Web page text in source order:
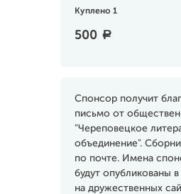
Куплено 1
500 a
Спонсор получит
письмо от
"Череповецкое
объединение".
по почте. Имена
будут опубликованы
на дружественных